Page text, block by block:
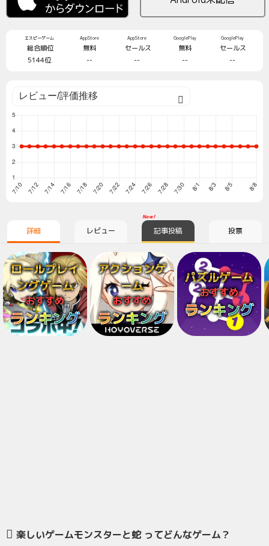
エスピーゲーム
総合順位
5144位
AppStore
無料
--
AppStore
セールス
--
GooglePlay
無料
--
GooglePlay
セールス
--
詳細 レビュー
New!
記事投稿 投票
ロールプレイ
ングゲーム
おすすめ
ランキング
アクションゲ
ーム
おすすめ
ランキング
パズルゲーム
おすすめ
ランキング
楽しいゲームモンスターと蛇 ってどんなゲーム？